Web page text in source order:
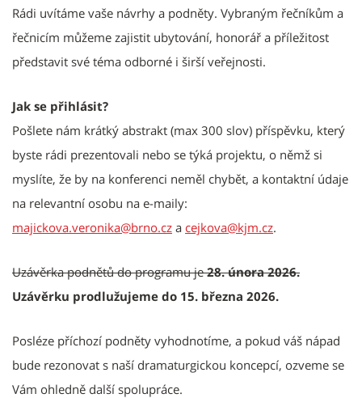
Rádi uvítáme vaše návrhy a podněty. Vybraným řečníkům a
řečnicím můžeme zajistit ubytování, honorář a příležitost
představit své téma odborné i širší veřejnosti.
Jak se přihlásit?
Pošlete nám krátký abstrakt (max 300 slov) příspěvku, který
byste rádi prezentovali nebo se týká projektu, o němž si
myslíte, že by na konferenci neměl chybět, a kontaktní údaje
na relevantní osobu na e-maily:
majickova.veronika@brno.cz a cejkova@kjm.cz.
Uzávěrka podnětů do programu je28. února 2026.
Uzávěrku prodlužujeme do 15. března 2026.
Posléze příchozí podněty vyhodnotíme, a pokud váš nápad
bude rezonovat s naší dramaturgickou koncepcí, ozveme se
Vám ohledně další spolupráce.